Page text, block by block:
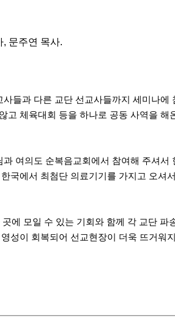
문주연 목사.
들과 다른 교단 선교사들까지 세미나에
고 체육대회 등을 하나로 공동 사역을 해
여의도 순복음교회에서 참여해 주셔서
국에서 최첨단 의료기기를 가지고 오셔
에 모일 수 있는 기회와 함께 각 교단 파
성이 회복되어 선교현장이 더욱 뜨거워